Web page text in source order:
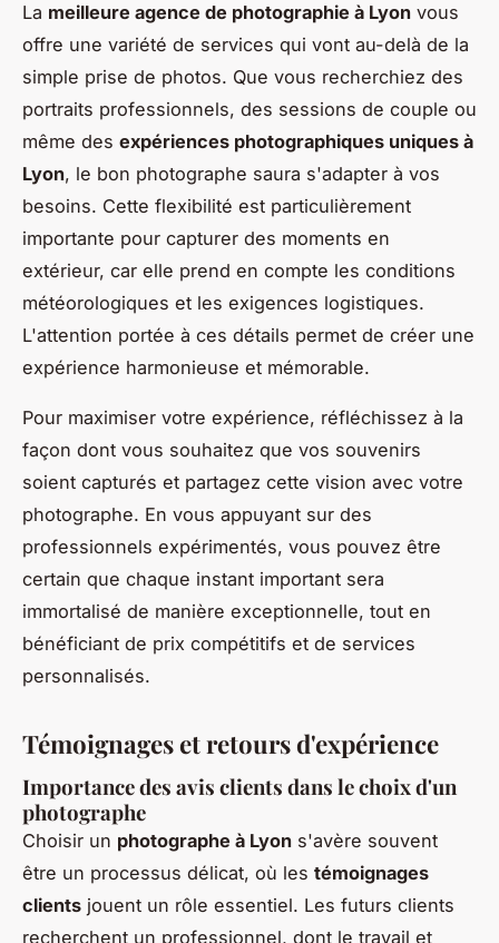
La meilleure agence de photographie à Lyon vous
offre une variété de services qui vont au-delà de la
simple prise de photos. Que vous recherchiez des
portraits professionnels, des sessions de couple ou
même des expériences photographiques uniques à
Lyon, le bon photographe saura s'adapter à vos
besoins. Cette flexibilité est particulièrement
importante pour capturer des moments en
extérieur, car elle prend en compte les conditions
météorologiques et les exigences logistiques.
L'attention portée à ces détails permet de créer une
expérience harmonieuse et mémorable.
Pour maximiser votre expérience, réfléchissez à la
façon dont vous souhaitez que vos souvenirs
soient capturés et partagez cette vision avec votre
photographe. En vous appuyant sur des
professionnels expérimentés, vous pouvez être
certain que chaque instant important sera
immortalisé de manière exceptionnelle, tout en
bénéficiant de prix compétitifs et de services
personnalisés.
Témoignages et retours d'expérience
Importance des avis clients dans le choix d'un
photographe
Choisir un photographe à Lyon s'avère souvent
être un processus délicat, où les témoignages
clients jouent un rôle essentiel. Les futurs clients
recherchent un professionnel, dont le travail et